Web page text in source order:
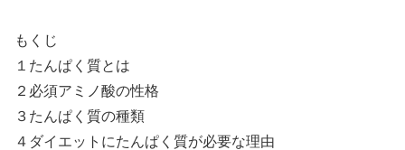
もくじ
１たんぱく質とは
２必須アミノ酸の性格
３たんぱく質の種類
４ダイエットにたんぱく質が必要な理由